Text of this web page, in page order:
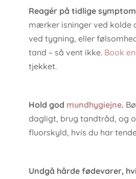
Reagér på tidlige
mærker isninger ved kolde
ved tygning, eller
tand – så vent ikke. Book
tjekket.
Hold god mundhygiejne.
dagligt, brug tandtråd, og
fluorskyld, hvis du har
Undgå hårde fødevarer,